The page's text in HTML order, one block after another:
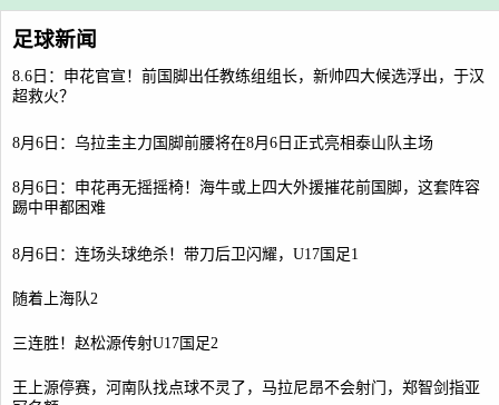
足球新闻
8.6日：申花官宣！前国脚出任教练组组长，新帅四大候选浮出，于汉
超救火？
8月6日：乌拉圭主力国脚前腰将在8月6日正式亮相泰山队主场
8月6日：申花再无摇摇椅！海牛或上四大外援摧花前国脚，这套阵容
踢中甲都困难
8月6日：连场头球绝杀！带刀后卫闪耀，U17国足1
随着上海队2
三连胜！赵松源传射U17国足2
王上源停赛，河南队找点球不灵了，马拉尼昂不会射门，郑智剑指亚